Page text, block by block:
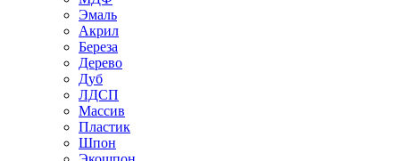
Эмаль
Акрил
Береза
Дерево
Дуб
ЛДСП
Массив
Пластик
Шпон